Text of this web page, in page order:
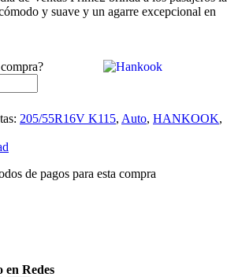
y suave y un agarre excepcional en
205/55R16V K115, Auto, HANKOOK,
de pagos para esta compra
en Redes